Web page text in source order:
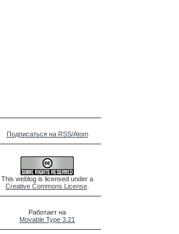
Подписаться на RSS/Atom
This weblog is licensed under a
Creative Commons License
Работает на
Movable Type 3.21